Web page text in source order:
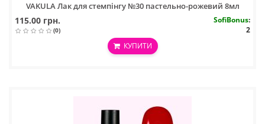
VAKULA Лак для стемпінгу №30 пастельно-рожевий 8мл
115.00 грн.
(0)
SofiBonus:
2
КУПИТИ